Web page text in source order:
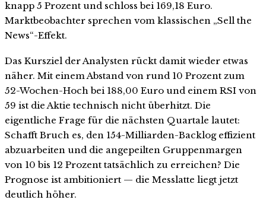
knapp 5 Prozent und schloss bei 169,18 Euro.
Marktbeobachter sprechen vom klassischen „Sell the
News“-Effekt.
Das Kursziel der Analysten rückt damit wieder etwas
näher. Mit einem Abstand von rund 10 Prozent zum
52-Wochen-Hoch bei 188,00 Euro und einem RSI von
59 ist die Aktie technisch nicht überhitzt. Die
eigentliche Frage für die nächsten Quartale lautet:
Schafft Bruch es, den 154-Milliarden-Backlog effizient
abzuarbeiten und die angepeilten Gruppenmargen
von 10 bis 12 Prozent tatsächlich zu erreichen? Die
Prognose ist ambitioniert — die Messlatte liegt jetzt
deutlich höher.